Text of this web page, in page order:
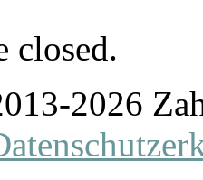
closed.
2026